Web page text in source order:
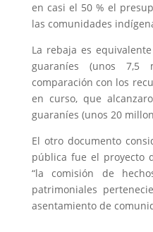
en casi el 50 % el
las comunidades
La rebaja es
guaraníes (unos 7,5
comparación con los
en curso, que
guaraníes (unos 20
El otro documento
pública fue el proyecto
“la comisión de
patrimoniales
asentamiento de